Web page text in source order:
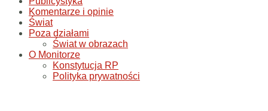
Komentarze i opinie
Świat
Poza działami
Świat w obrazach
O Monitorze
Konstytucja RP
Polityka prywatności